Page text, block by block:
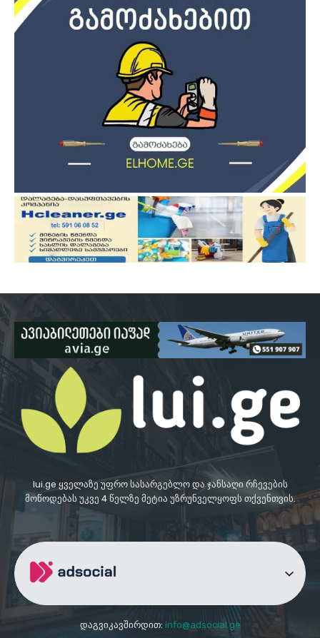
lui.ge ყველაზე უფრო სასარგებლო და ჯანსაღი რჩევების
მოწოდებას უკვე 4 წელზე მეტია უზრუნველყოფს თქვენთვის.
დაგვიკავშირდით: info@adsocial.ge